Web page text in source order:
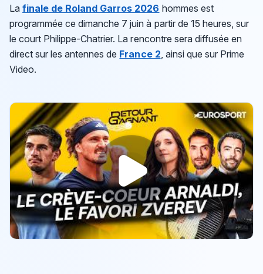
Lafinale de Roland Garros 2026 hommes est
programmée ce dimanche 7 juin à partir de 15 heures, sur
le court Philippe-Chatrier. La rencontre sera diffusée en
direct sur les antennes de France 2 , ainsi que sur Prime
Video.